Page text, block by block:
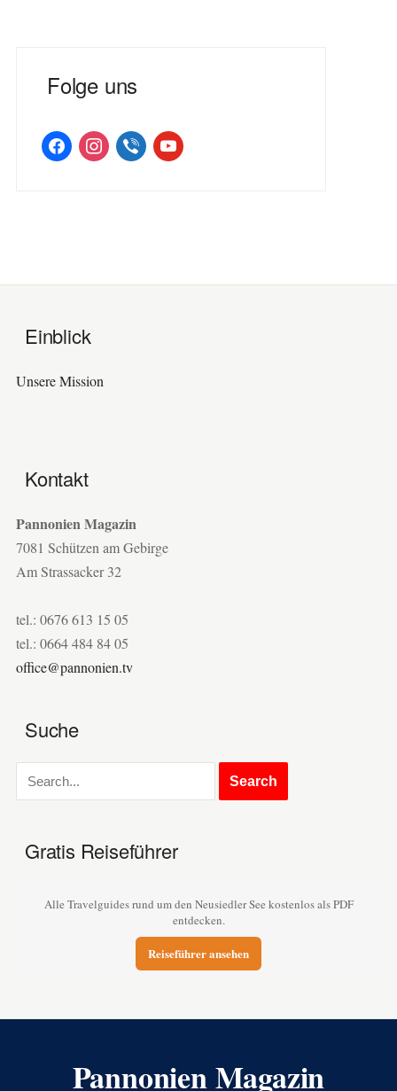
Folge uns
facebookinstagramviber youtube
Einblick
Unsere Mission
Kontakt
Pannonien Magazin
7081 Schützen am Gebirge
Am Strassacker 32
tel.: 0676 613 15 05
tel.: 0664 484 84 05
office@pannonien.tv
Suche
Gratis Reiseführer
Alle Travelguides rund um den Neusiedler See kostenlos als PDF
entdecken.
Reiseführer ansehen
Pannonien Magazin